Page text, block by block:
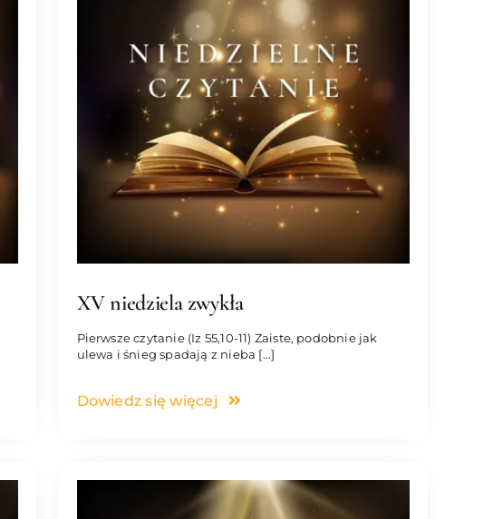
XV niedziela zwykła
Pierwsze czytanie (Iz 55,10-11) Zaiste, podobnie jak
ulewa i śnieg spadają z nieba [...]
Dowiedz się więcej